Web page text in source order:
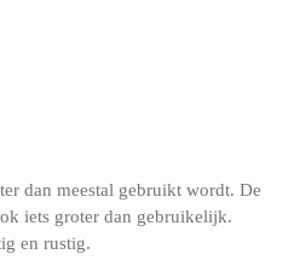
dan meestal gebruikt wordt. De
iets groter dan gebruikelijk.
en rustig.